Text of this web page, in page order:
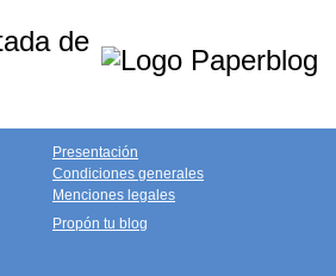
de
Presentación
Condiciones generales
Menciones legales
Propón tu blog